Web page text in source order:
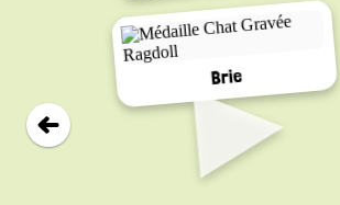
▸
Brie